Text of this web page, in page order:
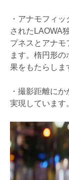
・アナモフィ
されたLAOWA
プネスとアナモ
ます。楕円形
果をもたらしま
・撮影距離に
実現しています